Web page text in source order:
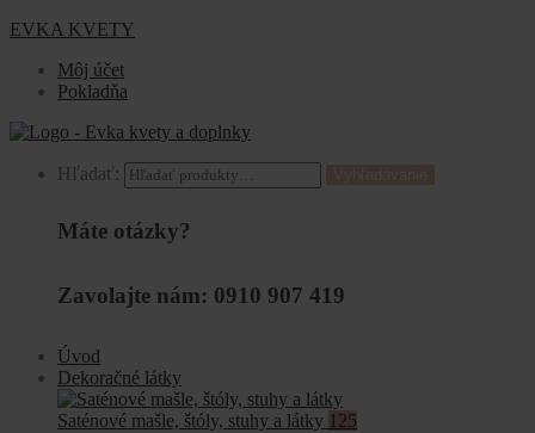
EVKA KVETY
Môj účet
Pokladňa
Hľadať:
Máte otázky?
Zavolajte nám: 0910 907 419
Úvod
Dekoračné látky
Saténové mašle, štóly, stuhy a látky 125